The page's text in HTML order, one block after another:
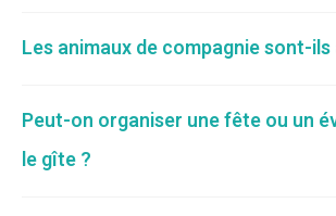
Les animaux de compagnie sont-
Peut-on organiser une fête ou un
le gîte ?